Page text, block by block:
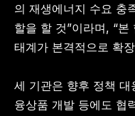
의 재생에너지 수요 충
할을 할 것”이라며, “
태계가 본격적으로 확
세 기관은 향후 정책
융상품 개발 등에도 협